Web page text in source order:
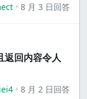
8 月 3 日回答
返回内容令人
8 月 2 日回答